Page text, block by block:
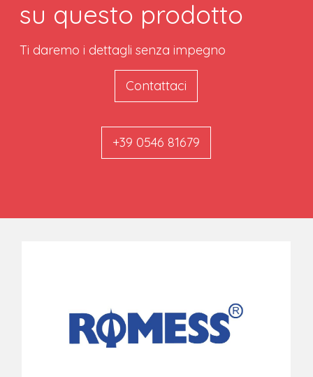
su questo prodotto
Ti daremo i dettagli senza impegno
Contattaci
+39 0546 81679